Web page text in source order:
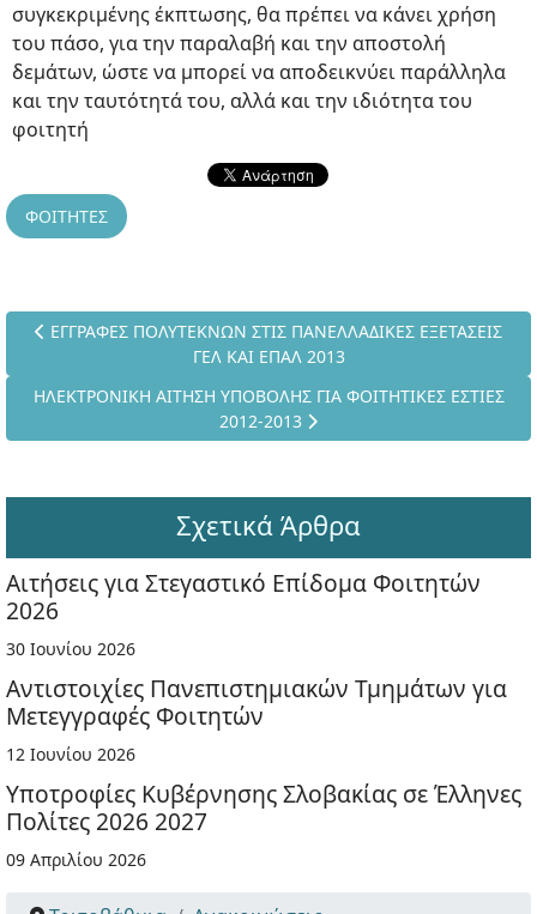
συγκεκριμένης έκπτωσης, θα πρέπει να κάνει χρήση
του πάσο, για την παραλαβή και την αποστολή
δεμάτων, ώστε να μπορεί να αποδεικνύει παράλληλα
και την ταυτότητά του, αλλά και την ιδιότητα του
φοιτητή
ΦΟΙΤΗΤΕΣ
Προηγούμενο άρθρο: ΕΓΓΡΑΦΕΣ ΠΟΛΥΤΕΚΝΩΝ ΣΤΙΣ
ΕΓΓΡΑΦΕΣ ΠΟΛΥΤΕΚΝΩΝ ΣΤΙΣ ΠΑΝΕΛΛΑΔΙΚΕΣ ΕΞΕΤΑΣΕΙΣ
ΓΕΛ ΚΑΙ ΕΠΑΛ 2013
Επόμενο άρθρο: ΗΛΕΚΤΡΟΝΙΚΗ ΑΙΤΗΣΗ ΥΠΟΒΟΛΗΣ ΓΙΑ
ΗΛΕΚΤΡΟΝΙΚΗ ΑΙΤΗΣΗ ΥΠΟΒΟΛΗΣ ΓΙΑ ΦΟΙΤΗΤΙΚΕΣ ΕΣΤΙΕΣ
2012-2013
Σχετικά Άρθρα
Αιτήσεις για Στεγαστικό Επίδομα Φοιτητών
2026
30 Ιουνίου 2026
Αντιστοιχίες Πανεπιστημιακών Τμημάτων για
Μετεγγραφές Φοιτητών
12 Ιουνίου 2026
Υποτροφίες Κυβέρνησης Σλοβακίας σε Έλληνες
Πολίτες 2026 2027
09 Απριλίου 2026